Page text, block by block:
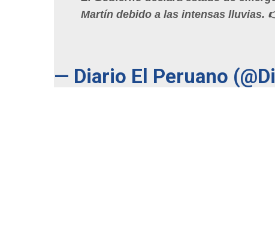
Martín debido a las intensas lluvias.
— Diario El Peruano